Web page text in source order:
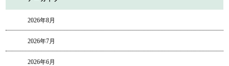
2026年8月
2026年7月
2026年6月